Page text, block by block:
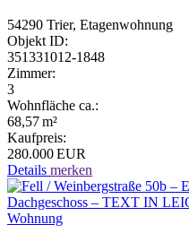
54290 Trier, Etagenwohnung
Objekt ID:
351331012-1848
Zimmer:
3
Wohnfläche ca.:
68,57 m²
Kaufpreis:
280.000 EUR
Details merken